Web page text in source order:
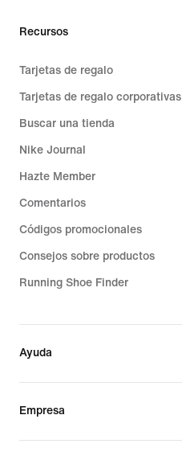
Recursos
Tarjetas de regalo
Tarjetas de regalo corporativas
Buscar una tienda
Nike Journal
Hazte Member
Comentarios
Códigos promocionales
Consejos sobre productos
Running Shoe Finder
Ayuda
Empresa